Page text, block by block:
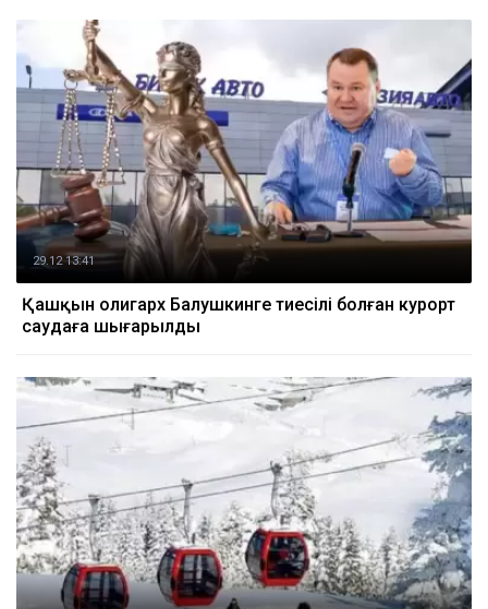
29.12 13:41
Қашқын олигарх Балушкинге тиесілі болған курорт
саудаға шығарылды